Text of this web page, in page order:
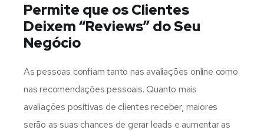
Permite que os Clientes
Deixem “Reviews” do Seu
Negócio
As pessoas confiam tanto nas avaliações online como
nas recomendações pessoais. Quanto mais
avaliações positivas de clientes receber, maiores
serão as suas chances de gerar leads e aumentar as